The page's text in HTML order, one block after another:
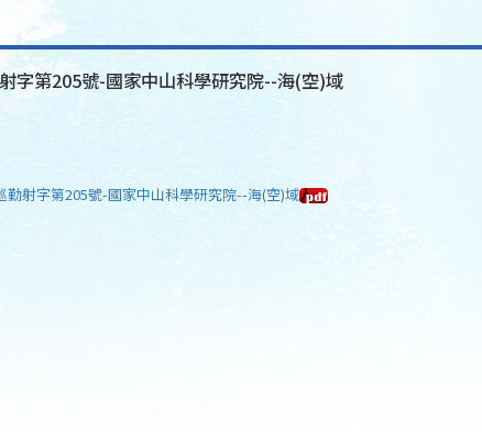
字第205號-國家中山科學研究院--海(空)域
勤射字第205號-國家中山科學研究院--海(空)域